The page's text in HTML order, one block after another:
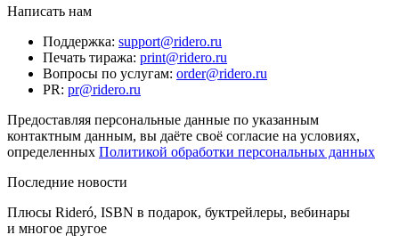
Написать нам
Поддержка: support@ridero.ru
Печать тиража: print@ridero.ru
Вопросы по услугам: order@ridero.ru
PR: pr@ridero.ru
Предоставляя персональные данные по указанным
контактным данным, вы даёте своё согласие на условиях,
определенных Политикой обработки персональных данных
Последние новости
Плюсы Rideró, ISBN в подарок, буктрейлеры, вебинары
и многое другое